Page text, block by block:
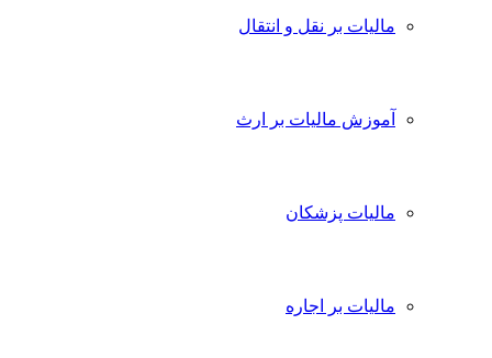
مالیات بر نقل و انتقال
آموزش مالیات بر ارث
مالیات پزشکان
مالیات بر اجاره